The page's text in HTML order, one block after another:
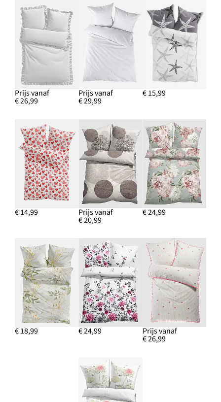
Prijs vanaf
€ 26,99
Prijs vanaf
€ 29,99
€ 15,99
€ 14,99 Prijs vanaf
€ 20,99
€ 24,99
€ 18,99 € 24,99 Prijs vanaf
€ 26,99